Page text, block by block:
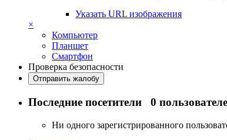
Указать URL изображения
×
Компьютер
Планшет
Смартфон
Проверка безопасности
Отправить жалобу
Последние посетители 0
Ни одного зарегистрированного